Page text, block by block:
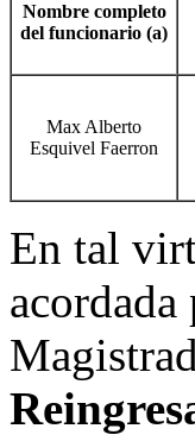
Nombre completo
del funcionario (a)
Max Alberto
Esquivel Faerron
En tal
acordada